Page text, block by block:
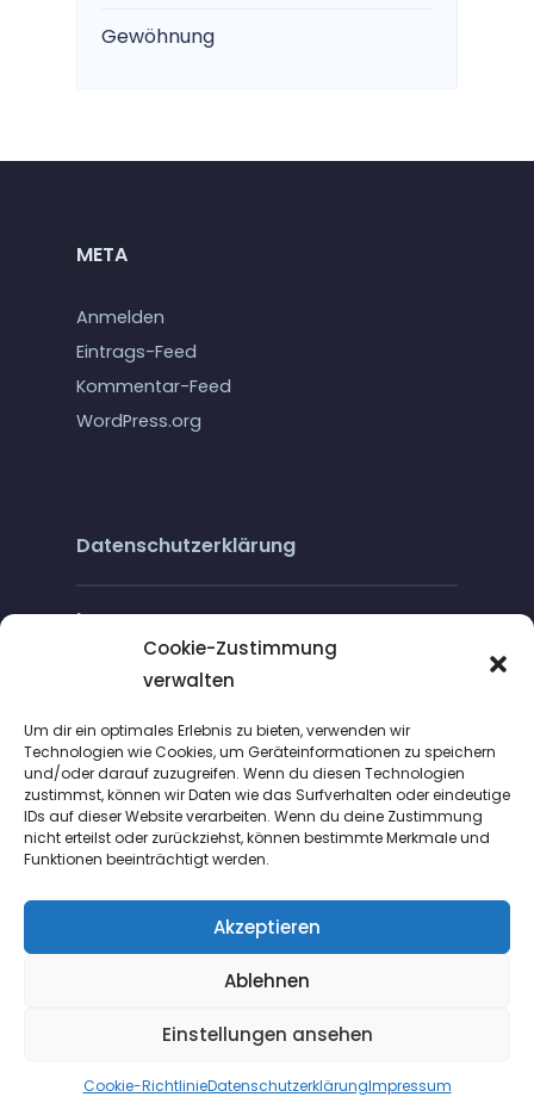
Cookie-Zustimmung
verwalten
Um dir ein optimales Erlebnis zu bieten, verwenden wir
Technologien wie Cookies, um Geräteinformationen zu speichern
und/oder darauf zuzugreifen. Wenn du diesen Technologien
zustimmst, können wir Daten wie das Surfverhalten oder eindeutige
IDs auf dieser Website verarbeiten. Wenn du deine Zustimmung
nicht erteilst oder zurückziehst, können bestimmte Merkmale und
Funktionen beeinträchtigt werden.
Akzeptieren
Ablehnen
Einstellungen ansehen
Cookie-RichtlinieDatenschutzerklärungImpressum
Gewöhnung
META
Anmelden
Eintrags-Feed
Kommentar-Feed
WordPress.org
Datenschutzerklärung
Impressum
Cookie-Richtlinie (EU)
Copyright © 2020 - Design and
- www.itunddesign.de